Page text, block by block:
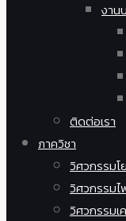
งาน
ติดต่อเรา
ภาควิชา
วิศวกรรมโ
วิศวกรรม
วิศวกรรมเ